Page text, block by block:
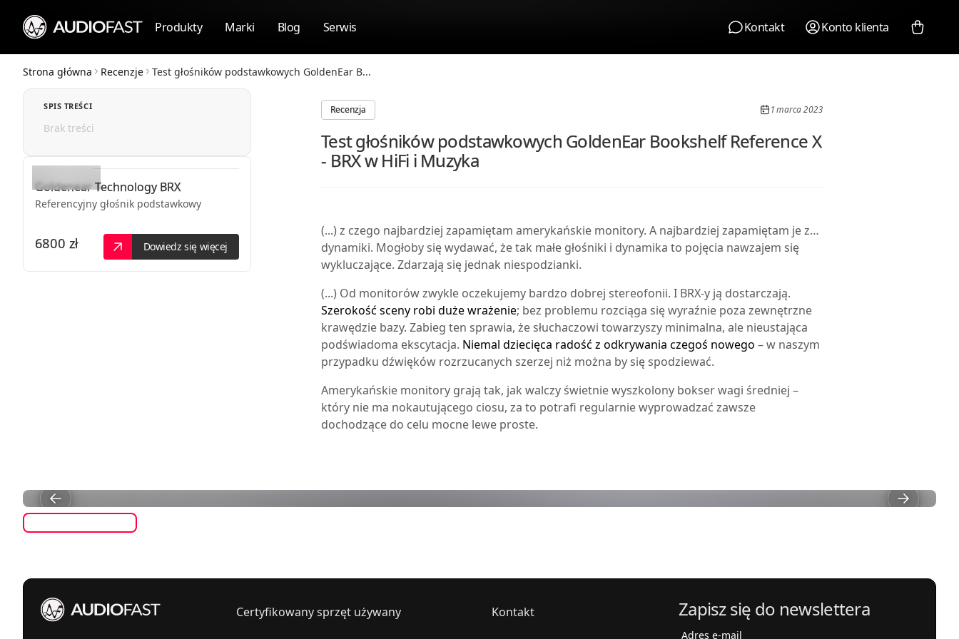
Produkty Marki Blog Serwis Kontakt Konto klienta
Strona główna Recenzje Test głośników podstawkowych GoldenEar B...
SPIS TREŚCI
Brak treści
Goldenear TechnologyBRX
Referencyjny głośnik podstawkowy
6800 zł Dowiedz się więcej
Recenzja 1 marca 2023
Test głośników podstawkowych GoldenEar Bookshelf Reference X
- BRX w HiFi i Muzyka
(...) z czego najbardziej zapamiętam amerykańskie monitory. A najbardziej zapamiętam je z…
dynamiki. Mogłoby się wydawać, że tak małe głośniki i dynamika to pojęcia nawzajem się
wykluczające. Zdarzają się jednak niespodzianki.
(...) Od monitorów zwykle oczekujemy bardzo dobrej stereofonii. I BRX-y ją dostarczają.
Szerokość sceny robi duże wrażenie; bez problemu rozciąga się wyraźnie poza zewnętrzne
krawędzie bazy. Zabieg ten sprawia, że słuchaczowi towarzyszy minimalna, ale nieustająca
podświadoma ekscytacja. Niemal dziecięca radość z odkrywania czegoś nowego – w naszym
przypadku dźwięków rozrzucanych szerzej niż można by się spodziewać.
Amerykańskie monitory grają tak, jak walczy świetnie wyszkolony bokser wagi średniej –
który nie ma nokautującego ciosu, za to potrafi regularnie wyprowadzać zawsze
dochodzące do celu mocne lewe proste.
Certyfikowany sprzęt używany
Kontakt
Zapisz się do newslettera
Adres e-mail